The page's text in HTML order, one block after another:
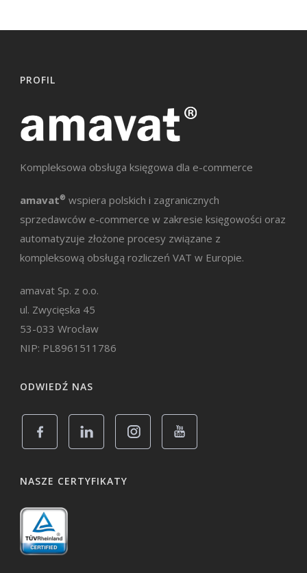
PROFIL
Kompleksowa obsługa księgowa dla e-commerce
amavat® wspiera polskich i zagranicznych
sprzedawców e-commerce w zakresie księgowości oraz
automatyzuje złożone procesy związane z
kompleksową obsługą rozliczeń VAT w Europie.
amavat Sp. z o.o.
ul. Zwycięska 45
53-033 Wrocław
NIP: PL8961511786
ODWIEDŹ NAS
NASZE CERTYFIKATY